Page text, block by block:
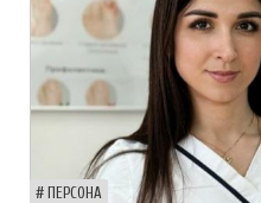
ПЕРСОНА